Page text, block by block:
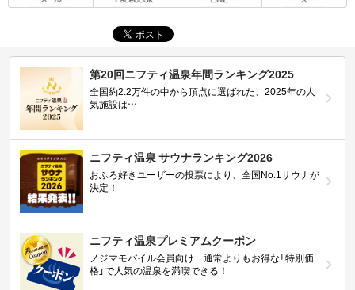
第20回ニフティ温泉年間ランキング2025
全国約2.2万件の中から頂点に選ばれた、2025年の人
気施設は…
ニフティ温泉 サウナランキング2026
おふろ好きユーザーの投票により、全国No.1サウナが
決定！
ニフティ温泉プレミアムクーポン
ノジマモバイル会員向け 通常よりもお得な「特別価
格」で人気の温泉を満喫できる！